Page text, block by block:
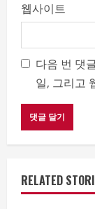
웹사이트
다음 번 댓
일, 그리고
RELATED